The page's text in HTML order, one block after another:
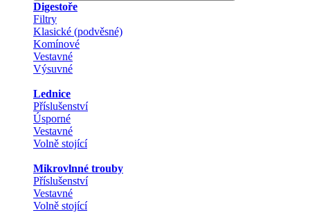
Digestoře
Filtry
Klasické (podvěsné)
Komínové
Vestavné
Výsuvné
Lednice
Příslušenství
Úsporné
Vestavné
Volně stojící
Mikrovlnné trouby
Příslušenství
Vestavné
Volně stojící